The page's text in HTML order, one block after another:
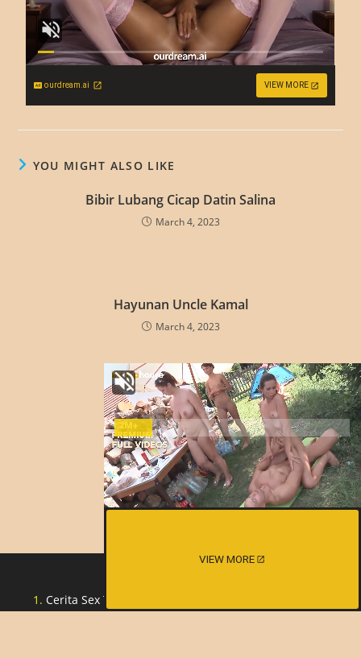
ourdream.ai VIEW MORE
YOU MIGHT ALSO LIKE
Bibir Lubang Cicap Datin Salina
March 4, 2023
Hayunan Uncle Kamal
March 4, 2023
Iza Isteri Orang
March 4, 2023
Cerita Sex Tante Indonesia
VIEW MORE